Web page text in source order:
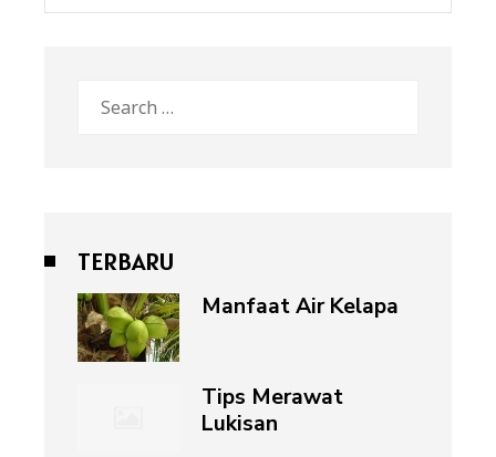
for:
TERBARU
Manfaat Air Kelapa
Tips Merawat
Lukisan